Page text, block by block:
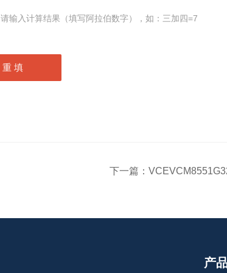
请输入计算结果（填写阿拉伯数字），如：三加四=7
下一篇：
产